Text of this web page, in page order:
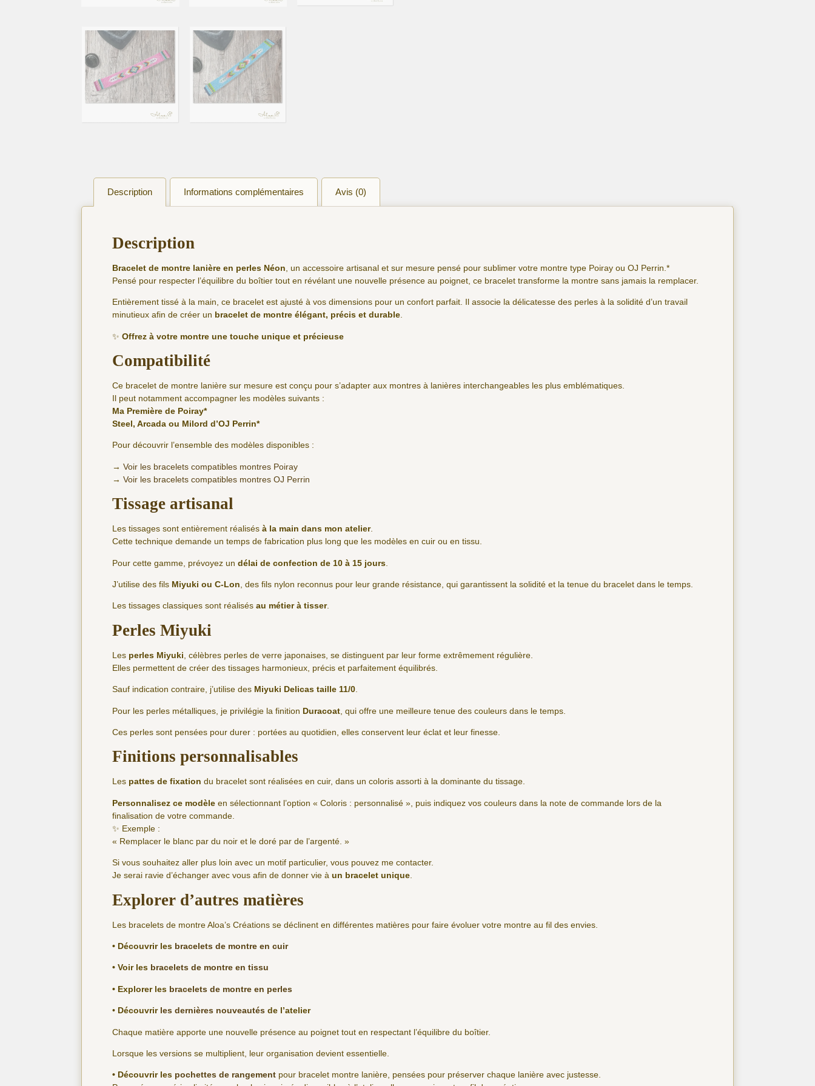
Description Informations complémentaires Avis (0)
Description
Bracelet de montre lanière en perles Néon , un accessoire artisanal et sur mesure pensé pour sublimer votre montre type Poiray ou OJ Perrin.*
Pensé pour respecter l’équilibre du boîtier tout en révélant une nouvelle présence au poignet, ce bracelet transforme la montre sans jamais la remplacer.
Entièrement tissé à la main, ce bracelet est ajusté à vos dimensions pour un confort parfait. Il associe la délicatesse des perles à la solidité d’un travail
minutieux afin de créer un bracelet de montre élégant, précis et durable.
✨Offrez à votre montre une touche unique et précieuse
Compatibilité
Ce bracelet de montre lanière sur mesure est conçu pour s’adapter aux montres à lanières interchangeables les plus emblématiques.
Il peut notamment accompagner les modèles suivants :
Ma Première de Poiray*
Steel, Arcada ou Milord d’OJ Perrin*
Pour découvrir l’ensemble des modèles disponibles :
→Voir les bracelets compatibles montres Poiray
→Voir les bracelets compatibles montres OJ Perrin
Tissage artisanal
Les tissages sont entièrement réalisésà la main dans mon atelier.
Cette technique demande un temps de fabrication plus long que les modèles en cuir ou en tissu.
Pour cette gamme, prévoyez undélai de confection de 10 à 15 jours
J’utilise des fils Miyuki ou C-Lon , des fils nylon reconnus pour leur grande résistance, qui garantissent la solidité et la tenue du bracelet dans le temps.
Les tissages classiques sont réalisésau métier à tisser.
Perles Miyuki
Les perles Miyuki , célèbres perles de verre japonaises, se distinguent par leur forme extrêmement régulière.
Elles permettent de créer des tissages harmonieux, précis et parfaitement équilibrés.
Sauf indication contraire, j’utilise des Miyuki Delicas taille 11/0.
Pour les perles métalliques, je privilégie la finition Duracoat , qui offre une meilleure tenue des couleurs dans le temps.
Ces perles sont pensées pour durer : portées au quotidien, elles conservent leur éclat et leur finesse.
Finitions personnalisables
Les pattes de fixation du bracelet sont réalisées en cuir, dans un coloris assorti à la dominante du tissage.
Personnalisez ce modèle en sélectionnant l’option « Coloris : personnalisé », puis indiquez vos couleurs dans la note de commande lors de la
finalisation de votre commande.
✨ Exemple :
« Remplacer le blanc par du noir et le doré par de l’argenté. »
Si vous souhaitez aller plus loin avec un motif particulier, vous pouvez me contacter.
Je serai ravie d’échanger avec vous afin de donner vie àun bracelet unique
Explorer d’autres matières
Les bracelets de montre Aloa’s Créations se déclinent en différentes matières pour faire évoluer votre montre au fil des envies.
• Découvrir les bracelets de montre en cuir
• Voir les bracelets de montre en tissu
• Explorer les bracelets de montre en perles
• Découvrir les dernières nouveautés de l’atelier
Chaque matière apporte une nouvelle présence au poignet tout en respectant l’équilibre du boîtier.
Lorsque les versions se multiplient, leur organisation devient essentielle.
• Découvrir les pochettes de rangement pour bracelet montre lanière, pensées pour préserver chaque lanière avec justesse.